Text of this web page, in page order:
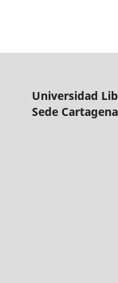
Universidad
Sede Cartagena